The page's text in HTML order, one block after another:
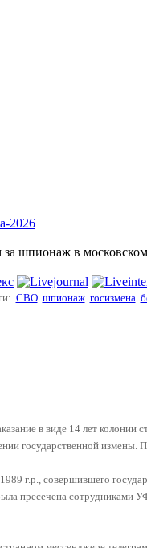
2026
шпионаж в
СВО шпионаж госизмена
в виде 14 лет колонии
государственной измены.
г.р., совершившего
пресечена сотрудниками